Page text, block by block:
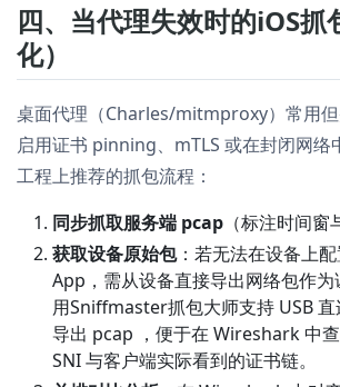
四、当代理失效时的iOS抓
化）
桌面代理（Charles/mitmproxy）常用
启用证书 pinning、mTLS 或在封闭网络
工程上推荐的抓包流程：
同步抓取服务端 pcap （标注时间窗
获取设备原始包：若无法在设备上
App，需从设备直接导出网络包作
用Sniffmaster抓包大师支持 USB
导出 pcap ，便于在 Wireshark 中查
SNI 与客户端实际看到的证书链。